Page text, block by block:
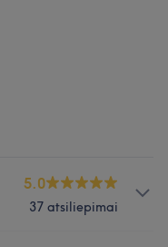
5.0
37 atsiliepimai